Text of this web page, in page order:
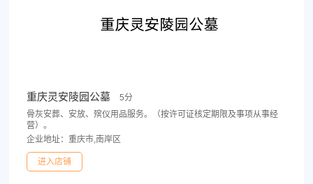
重庆灵安陵园公墓
5分
骨灰安葬、安放、殡仪用品服务。（按许可证核定期限及事项从事经
营）。
企业地址：重庆市,南岸区
进入店铺